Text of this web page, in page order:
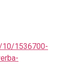
10/1536700-